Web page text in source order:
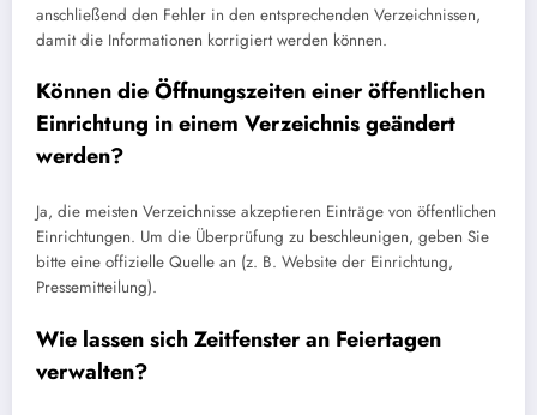
anschließend den Fehler in den entsprechenden Verzeichnissen,
damit die Informationen korrigiert werden können.
Können die Öffnungszeiten einer öffentlichen
Einrichtung in einem Verzeichnis geändert
werden?
Ja, die meisten Verzeichnisse akzeptieren Einträge von öffentlichen
Einrichtungen. Um die Überprüfung zu beschleunigen, geben Sie
bitte eine offizielle Quelle an (z. B. Website der Einrichtung,
Pressemitteilung).
Wie lassen sich Zeitfenster an Feiertagen
verwalten?